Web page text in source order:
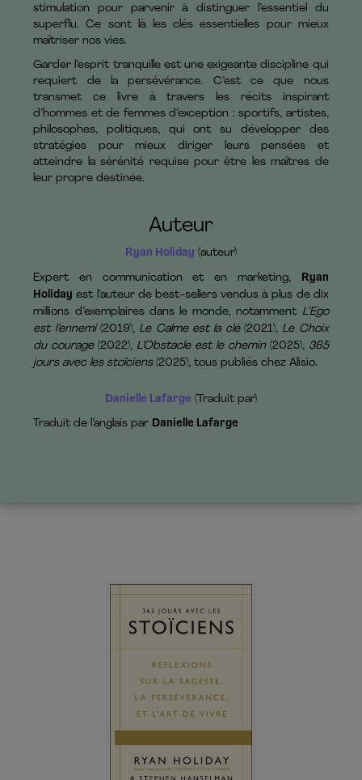
stimulation pour parvenir à distinguer l’essentiel du
superflu. Ce sont là les clés essentielles pour mieux
maîtriser nos vies.
Garder l’esprit tranquille est une exigeante discipline qui
requiert de la persévérance. C’est ce que nous
transmet ce livre à travers les récits inspirant
d’hommes et de femmes d’exception : sportifs, artistes,
philosophes, politiques, qui ont su développer des
stratégies pour mieux diriger leurs pensées et
atteindre la sérénité requise pour être les maîtres de
leur propre destinée.
Auteur
Ryan Holiday (auteur)
Expert en communication et en marketing, Ryan
Holiday est l’auteur de best-sellers vendus à plus de dix
millions d’exemplaires dans le monde, notamment L’Ego
est l’ennemi (2019), Le Calme est la clé(2021), Le Choix
du courage(2022), L’Obstacle est le chemin(2025), 365
jours avec les stoïciens(2025), tous publiés chez Alisio.
Danielle Lafarge (Traduit par)
Traduit de l’anglais par Danielle Lafarge